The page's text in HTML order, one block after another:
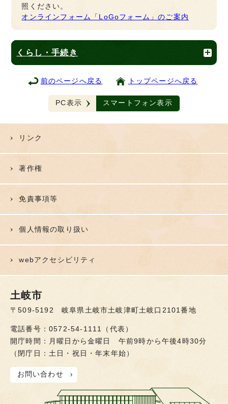
照ください。
オンラインフォーム「LoGoフォーム」のご案内
くらし・手続き
前のページへ戻る トップページへ戻る
PC表示 スマートフォン表示
リンク
著作権
免責事項等
個人情報の取り扱い
webアクセシビリティ
土岐市
〒509-5192 岐阜県土岐市土岐津町土岐口2101番地
電話番号：0572-54-1111（代表）
開庁時間：月曜日から金曜日 午前9時から午後4時30分
（閉庁日：土日・祝日・年末年始）
お問い合わせ